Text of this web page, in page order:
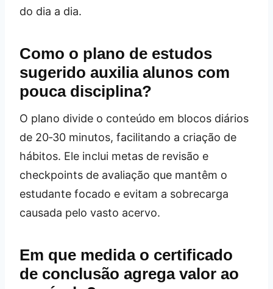
do dia a dia.
Como o plano de estudos
sugerido auxilia alunos com
pouca disciplina?
O plano divide o conteúdo em blocos diários
de 20‑30 minutos, facilitando a criação de
hábitos. Ele inclui metas de revisão e
checkpoints de avaliação que mantêm o
estudante focado e evitam a sobrecarga
causada pelo vasto acervo.
Em que medida o certificado
de conclusão agrega valor ao